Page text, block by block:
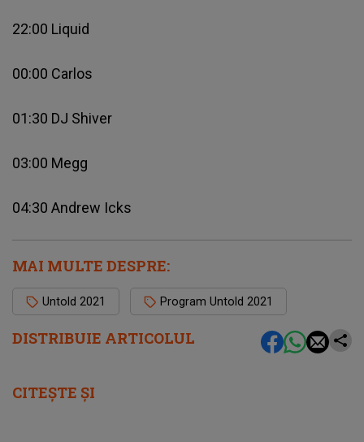
DISTRIBUIE ARTICOLUL
22:00 Liquid
00:00 Carlos
01:30 DJ Shiver
03:00 Megg
04:30 Andrew Icks
MAI MULTE DESPRE:
Untold 2021 Program Untold 2021
CITEȘTE ȘI